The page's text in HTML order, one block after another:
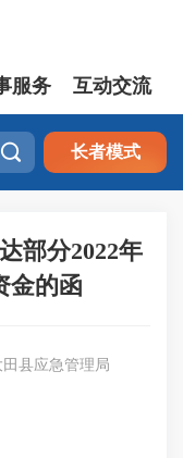
服务 互动交流
 长者模式
部分2022年
金的函
县应急管理局